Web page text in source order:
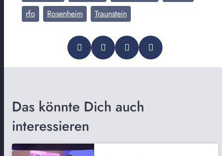
rfo
Rosenheim Traunstein
Das könnte Dich auch
interessieren